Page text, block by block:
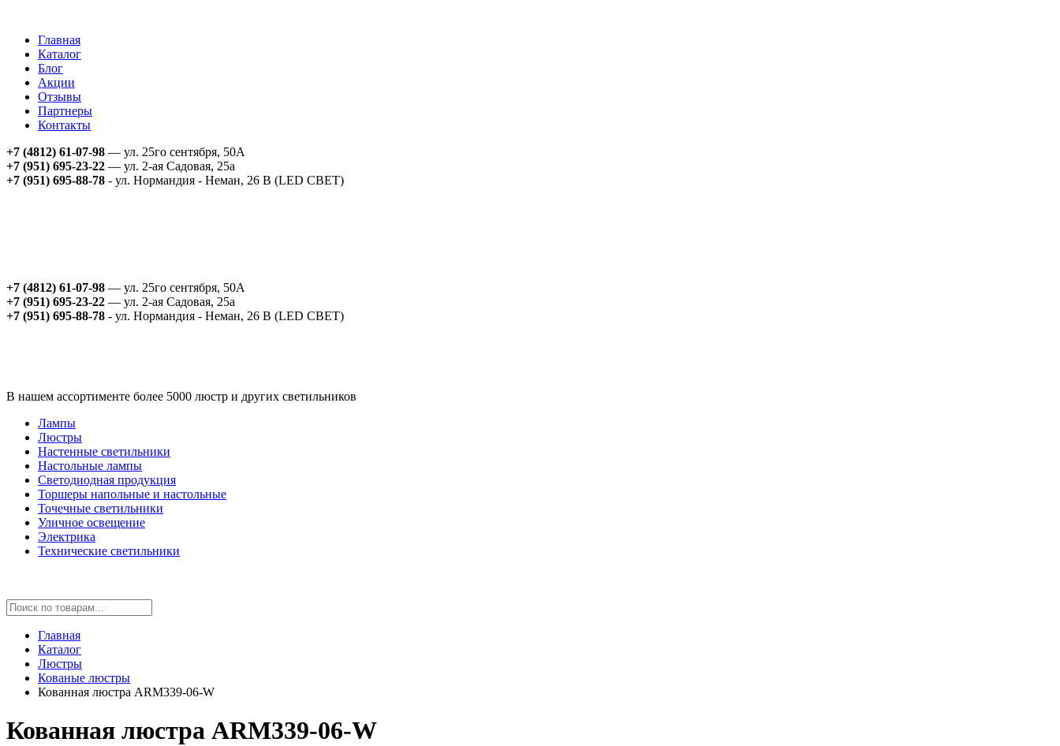
Главная
Каталог
Блог
Акции
Отзывы
Партнеры
Контакты
+7 (4812) 61-07-98 — ул. 25го сентября, 50А
+7 (951) 695-23-22 — ул. 2-ая Садовая, 25а
+7 (951) 695-88-78 - ул. Нормандия - Неман, 26 В (LED СВЕТ)
+7 (4812) 61-07-98 — ул. 25го сентября, 50А
+7 (951) 695-23-22 — ул. 2-ая Садовая, 25а
+7 (951) 695-88-78 - ул. Нормандия - Неман, 26 В (LED СВЕТ)
В нашем ассортименте более 5000 люстр и других светильников
Лампы
Люстры
Настенные светильники
Настольные лампы
Светодиодная продукция
Торшеры напольные и настольные
Точечные светильники
Уличное освещение
Электрика
Технические светильники
Главная
Каталог
Люстры
Кованые люстры
Кованная люстра ARM339-06-W
Кованная люстра ARM339-06-W